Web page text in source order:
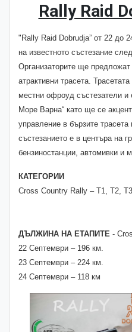
Rally Raid
"Rally Raid Dobrudja” от 22 до
на известното състезание
Организаторите ще предложат
атрактивни трасета.
местни офроуд състезатели
Море Варна“ като ще се
управление в бързите трасета
състезанието е в центъра на
бензиностанции, автомивки и
КАТЕГОРИИ
Cross Country Rally – Т1, Т2, Т3
ДЪЛЖИНА НА ЕТАПИТЕ -
22 Септември – 196 км.
23 Септември – 224 км.
24 Септември – 118 км